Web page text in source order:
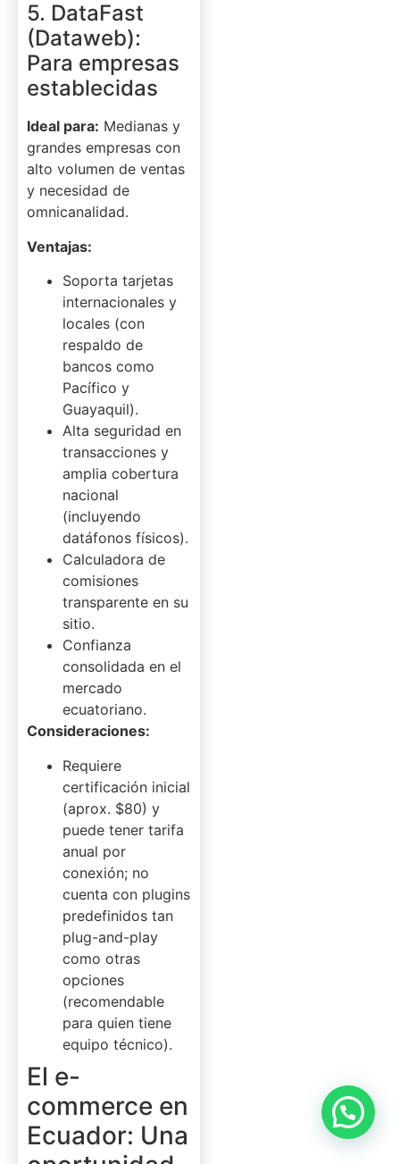
5. DataFast
(Dataweb):
Para empresas
establecidas
Ideal para: Medianas y
grandes empresas con
alto volumen de ventas
y necesidad de
omnicanalidad.
Ventajas:
Soporta tarjetas
internacionales y
locales (con
respaldo de
bancos como
Pacífico y
Guayaquil).
Alta seguridad en
transacciones y
amplia cobertura
nacional
(incluyendo
datáfonos físicos).
Calculadora de
comisiones
transparente en su
sitio.
Confianza
consolidada en el
mercado
ecuatoriano.
Consideraciones:
Requiere
certificación inicial
(aprox. $80) y
puede tener tarifa
anual por
conexión; no
cuenta con plugins
predefinidos tan
plug-and-play
como otras
opciones
(recomendable
para quien tiene
equipo técnico).
El e-
commerce en
Ecuador: Una